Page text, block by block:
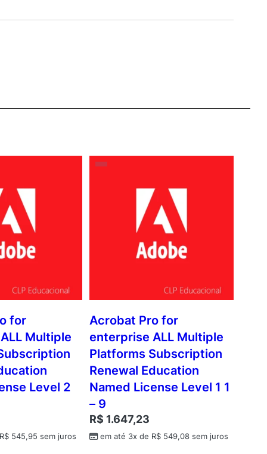
for
Multiple
Level 2
R$ 545,95 sem juros
Acrobat Pro for
enterprise ALL Multiple
Platforms Subscription
Renewal Education
Named License Level 1 1
– 9
R$ 1.647,23
em até 3x de R$549,08sem juros